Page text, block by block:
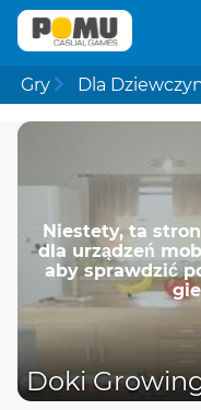
Gry Dla
Niestety, ta
dla urządzeń
aby sprawdzić
Doki